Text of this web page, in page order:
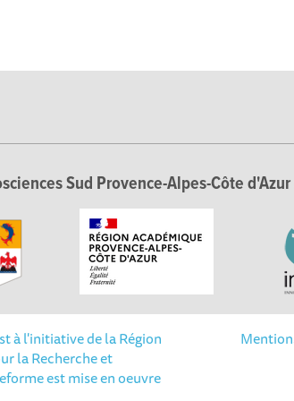
Sud Provence-Alpes-Côte
à l'initiative de la Région
la Recherche et
est mise en oeuvre